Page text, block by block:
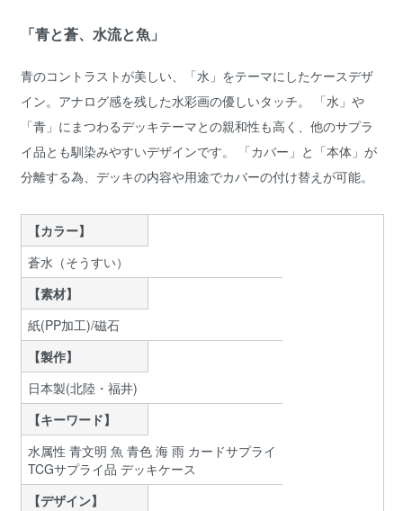
「青と蒼、水流と魚」
青のコントラストが美しい、「水」をテーマにしたケースデザ
イン。アナログ感を残した水彩画の優しいタッチ。 「水」や
「青」にまつわるデッキテーマとの親和性も高く、他のサプラ
イ品とも馴染みやすいデザインです。 「カバー」と「本体」が
分離する為、デッキの内容や用途でカバーの付け替えが可能。
【カラー】
蒼水（そうすい）
【素材】
紙(PP加工)/磁石
【製作】
日本製(北陸・福井)
【キーワード】
水属性 青文明 魚 青色 海 雨 カードサプライ
TCGサプライ品 デッキケース
【デザイン】